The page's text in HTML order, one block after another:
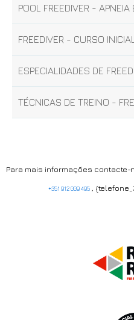
POOL FREEDIVER - APNEIA
FREEDIVER - CURSO
ESPECIALIDADES DE
TÉCNICAS DE TREINO -
Para mais informações
+351 912 009 495,